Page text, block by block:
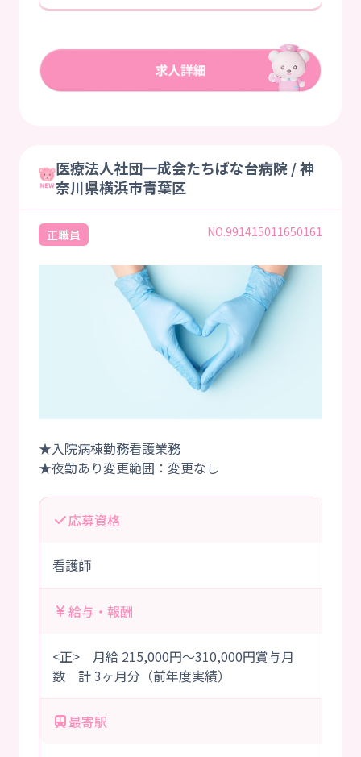
医療法人社団一成会たちばな台病院 / 神
奈川県横浜市青葉区
正職員 NO.991415011650161
★入院病棟勤務看護業務
応募資格
看護師
給与・報酬
<正> 月給 215,000円～310,000円賞与月
数 計 3ヶ月分（前年度実績）
最寄駅